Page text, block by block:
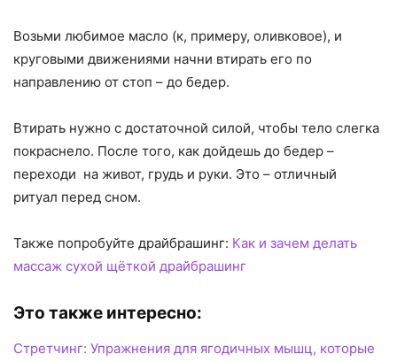
Возьми любимое масло (к, примеру, оливковое), и
круговыми движениями начни втирать его по
направлению от стоп – до бедер.
Втирать нужно с достаточной силой, чтобы тело слегка
покраснело. После того, как дойдешь до бедер –
переходи на живот, грудь и руки. Это – отличный
ритуал перед сном.
Также попробуйте драйбрашинг: Как и зачем делать
массаж сухой щёткой драйбрашинг
Это также интересно:
Стретчинг: Упражнения для ягодичных мышц, которые